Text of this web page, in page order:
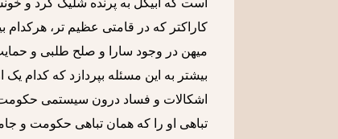
کاراکتر که در قامتی عظیم تر، هرکدام
میهن در وجود سارا و صلح طلبی و حمایت
بیشتر به این مسئله بپردازد که کدام
اشکالات و فساد درون سیستمی حکومت
تباهی او را که همان تباهی حکومت و